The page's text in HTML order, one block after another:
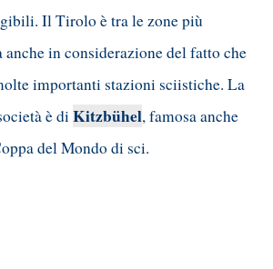
Il Tirolo è tra le zone più
in considerazione del fatto che
importanti stazioni sciistiche. La
è diKitzbühel, famosa anche
del Mondo di sci.